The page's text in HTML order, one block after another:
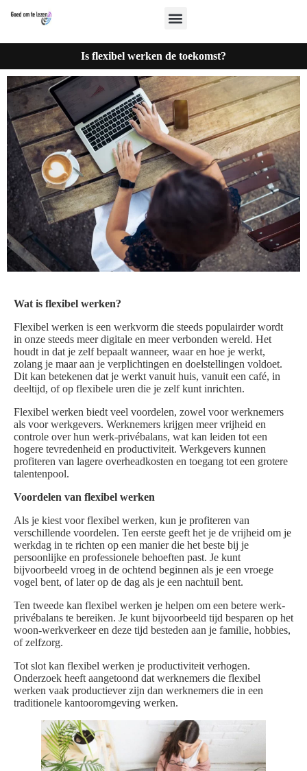
Is flexibel werken de toekomst?
Wat is flexibel werken?
Flexibel werken is een werkvorm die steeds populairder wordt
in onze steeds meer digitale en meer verbonden wereld. Het
houdt in dat je zelf bepaalt wanneer, waar en hoe je werkt,
zolang je maar aan je verplichtingen en doelstellingen voldoet.
Dit kan betekenen dat je werkt vanuit huis, vanuit een café, in
deeltijd, of op flexibele uren die je zelf kunt inrichten.
Flexibel werken biedt veel voordelen, zowel voor werknemers
als voor werkgevers. Werknemers krijgen meer vrijheid en
controle over hun werk-privébalans, wat kan leiden tot een
hogere tevredenheid en productiviteit. Werkgevers kunnen
profiteren van lagere overheadkosten en toegang tot een grotere
talentenpool.
Voordelen van flexibel werken
Als je kiest voor flexibel werken, kun je profiteren van
verschillende voordelen. Ten eerste geeft het je de vrijheid om je
werkdag in te richten op een manier die het beste bij je
persoonlijke en professionele behoeften past. Je kunt
bijvoorbeeld vroeg in de ochtend beginnen als je een vroege
vogel bent, of later op de dag als je een nachtuil bent.
Ten tweede kan flexibel werken je helpen om een betere werk-
privébalans te bereiken. Je kunt bijvoorbeeld tijd besparen op het
woon-werkverkeer en deze tijd besteden aan je familie, hobbies,
of zelfzorg.
Tot slot kan flexibel werken je productiviteit verhogen.
Onderzoek heeft aangetoond dat werknemers die flexibel
werken vaak productiever zijn dan werknemers die in een
traditionele kantooromgeving werken.